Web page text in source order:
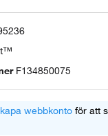
F134850075
webbkonto för att